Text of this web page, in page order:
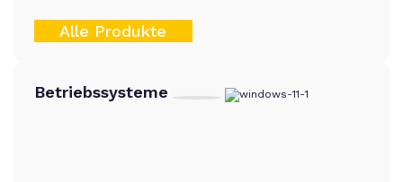
Alle Produkte
Betriebssysteme